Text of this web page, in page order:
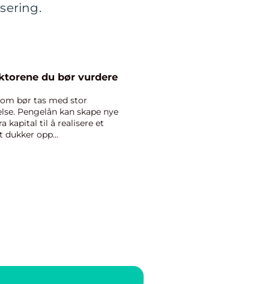
faktorene du bør vurdere
bør tas med stor
Pengelån kan skape nye
kapital til å realisere et
opp...